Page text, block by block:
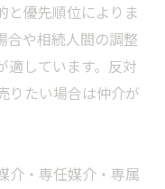
と優先順位によりま
合や相続人間の調整
適しています。反対
りたい場合は仲介が
介・専任媒介・専属